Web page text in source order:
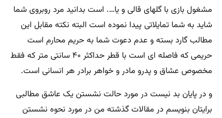
مشغول بازی با گلهای قالی و یا…. است بدانید مرد روبروی شما
شاید به شما تمایلاتی پیدا نموده است البته نکته مقابل این
مطالب گارد بسته و عدم دعوت شما به حریم محارم است
حریمی که فاصله ای است با قطر حداکثر ۴۰ سانتی متر که فقط
مخصوص عشاق و پدرو مادر و خواهر برادر هر انسانی است.
و در پایان بد نیست در مورد حالت نشستن یک عاشق مطالبی
برایتان بنویسم در مقالات گذشته من در مورد نحوه نشستن